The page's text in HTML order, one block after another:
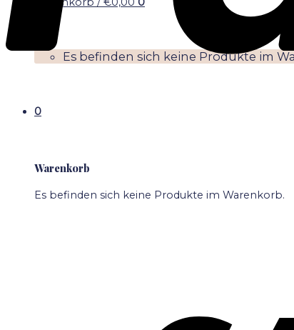
Es befinden sich keine Produkte im
0
Warenkorb
Es befinden sich keine Produkte im Warenkorb.